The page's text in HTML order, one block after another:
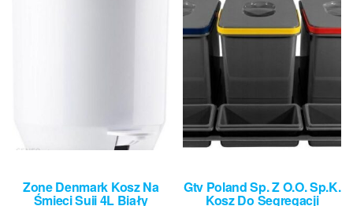
Zone Denmark Kosz Na
Śmieci Suii 4L Biały
Gtv Poland Sp. Z O.O. Sp.K.
Kosz Do Segregacji